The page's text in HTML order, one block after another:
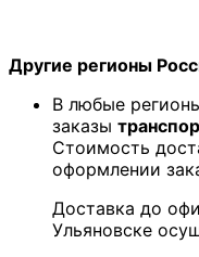
Другие регионы
В любые
заказы
Стоимость
оформлении
Доставка до
Ульяновске